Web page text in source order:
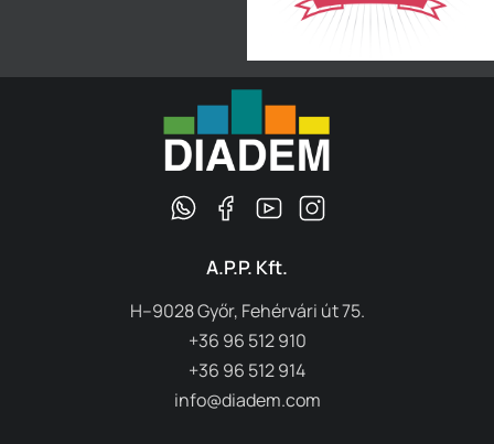
A.P.P. Kft.
H–9028 Győr, Fehérvári út 75.
+36 96 512 910
+36 96 512 914
info@diadem.com